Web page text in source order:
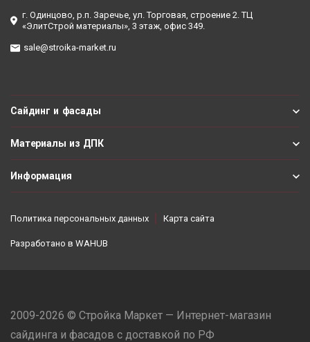
г. Одинцово, р.п. Заречье, ул. Торговая, строение 2. ТЦ
«ЭлитСтрой материалы», 3 этаж, офис 349.
sale@stroika-market.ru
Сайдинг и фасады
Материалы из ДПК
Информация
Политика персональных данных Карта сайта
Разработано в WAHUB
2009-2026 © Стройка Маркет — Интернет-магазин
сайдинга и фасадов с доставкой по РФ